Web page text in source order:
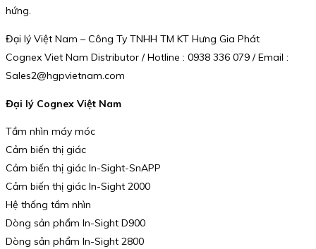
hứng.
Đại lý Việt Nam – Công Ty TNHH TM KT Hưng Gia Phát
Cognex Viet Nam Distributor / Hotline : 0938 336 079 / Email :
Sales2@hgpvietnam.com
Đại lý Cognex Việt Nam
Tầm nhìn máy móc
Cảm biến thị giác
Cảm biến thị giác In-Sight-SnAPP
Cảm biến thị giác In-Sight 2000
Hệ thống tầm nhìn
Dòng sản phẩm In-Sight D900
Dòng sản phẩm In-Sight 2800